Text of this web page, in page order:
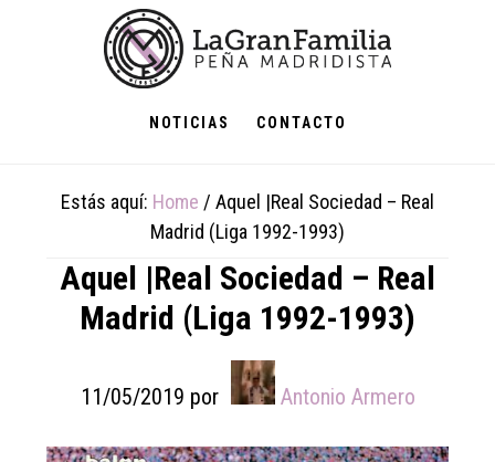
NOTICIAS CONTACTO
Estás aquí: Home / Aquel |Real Sociedad – Real
Madrid (Liga 1992-1993)
Aquel |Real Sociedad – Real
Madrid (Liga 1992-1993)
11/05/2019 por Antonio Armero